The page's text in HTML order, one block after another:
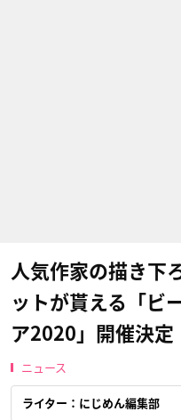
人気作家の描き下
ットが貰える「ビ
ア2020」開催決定
ニュース
ライター：にじめん編集部